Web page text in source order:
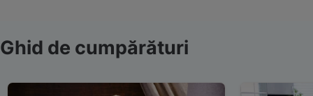
Ghid de cumpărături